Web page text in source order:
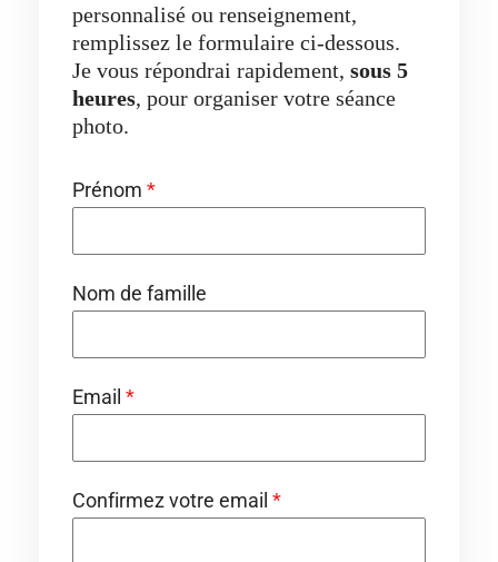
personnalisé ou renseignement,
remplissez le formulaire ci-dessous.
Je vous répondrai rapidement, sous 5
heures, pour organiser votre séance
photo.
Prénom *
Nom de famille
Email *
Confirmez votre email *